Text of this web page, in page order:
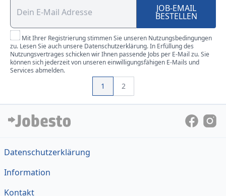
JOB-EMAIL
BESTELLEN
Mit Ihrer Registrierung stimmen Sie unseren Nutzungsbedingungen
zu. Lesen Sie auch unsere Datenschutzerklärung. In Erfüllung des
Nutzungsvertrages schicken wir Ihnen passende Jobs per E-Mail zu. Sie
können sich jederzeit von unseren einwilligungsfähigen E-Mails und
Services abmelden.
1 2
Datenschutzerklärung
Information
Kontakt